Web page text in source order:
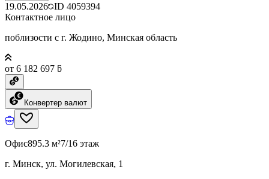
19.05.2026 ID 4059394
Контактное лицо
поблизости с г. Жодино, Минская область
от 6 182 697 ƃ
Конвертер валют
Офис895.3 м²7/16 этаж
г. Минск, ул. Могилевская, 1